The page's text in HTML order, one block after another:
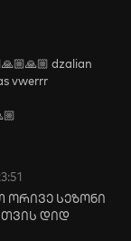
dzalian
vwerrr
ორივე სეზონი
დიდ